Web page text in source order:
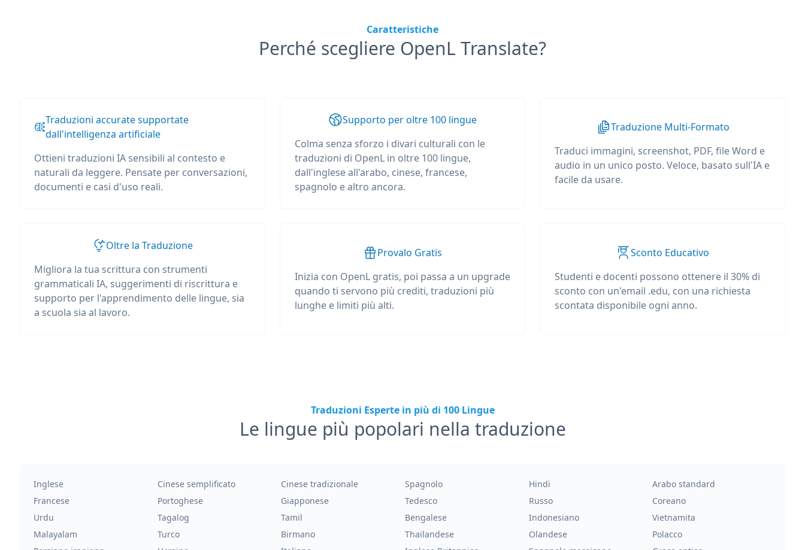
Caratteristiche
Perché scegliere OpenL Translate?
Traduzioni accurate supportate
dall'intelligenza artificiale
Ottieni traduzioni IA sensibili al contesto e
naturali da leggere. Pensate per conversazioni,
documenti e casi d'uso reali.
Supporto per oltre 100 lingue
Colma senza sforzo i divari culturali con le
traduzioni di OpenL in oltre 100 lingue,
dall'inglese all'arabo, cinese, francese,
spagnolo e altro ancora.
Traduzione Multi-Formato
Traduci immagini, screenshot, PDF, file Word e
audio in un unico posto. Veloce, basato sull'IA e
facile da usare.
Oltre la Traduzione
Migliora la tua scrittura con strumenti
grammaticali IA, suggerimenti di riscrittura e
supporto per l'apprendimento delle lingue, sia
a scuola sia al lavoro.
Provalo Gratis
Inizia con OpenL gratis, poi passa a un upgrade
quando ti servono più crediti, traduzioni più
lunghe e limiti più alti.
Sconto Educativo
Studenti e docenti possono ottenere il 30% di
sconto con un'email .edu, con una richiesta
scontata disponibile ogni anno.
Traduzioni Esperte in più di 100 Lingue
Le lingue più popolari nella traduzione
Inglese Cinese semplificato Cinese tradizionale Spagnolo Hindi
Arabo standard
Francese
Portoghese Giapponese Tedesco Russo
Coreano
Urdu
Tagalog Tamil Bengalese Indonesiano
Vietnamita
Malayalam
Turco Birmano Thailandese Olandese
Polacco